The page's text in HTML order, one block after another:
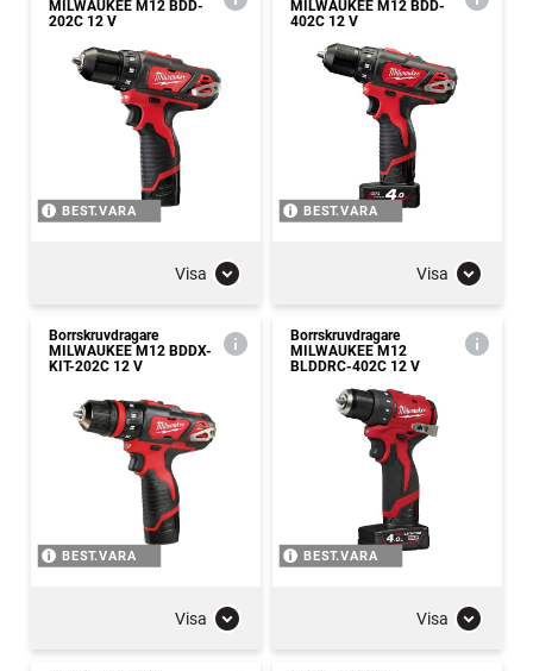
MILWAUKEE M12 BDD-
202C 12 V
BEST.VARA
Visa
MILWAUKEE M12 BDD-
402C 12 V
BEST.VARA
Visa
Borrskruvdragare
MILWAUKEE M12 BDDX-
KIT-202C 12 V
BEST.VARA
Visa
Borrskruvdragare
MILWAUKEE M12
BLDDRC-402C 12 V
BEST.VARA
Visa